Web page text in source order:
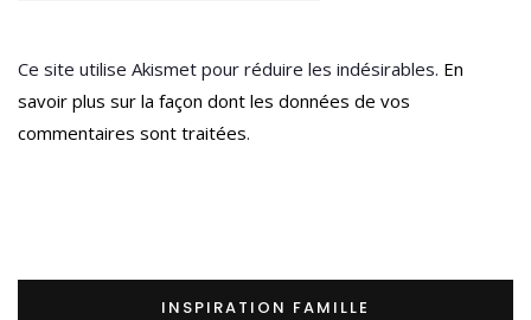
Ce site utilise Akismet pour réduire les indésirables. En
savoir plus sur la façon dont les données de vos
commentaires sont traitées.
INSPIRATION FAMILLE